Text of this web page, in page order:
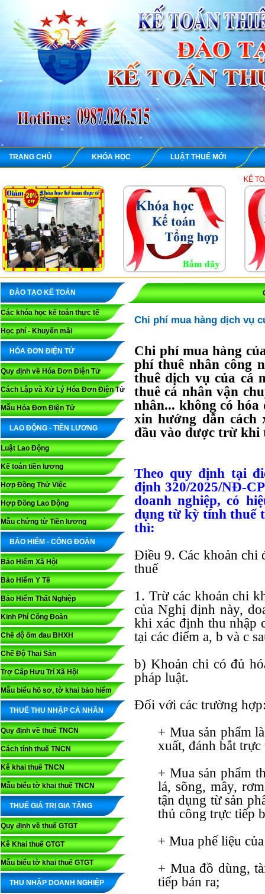
TRANG CHỦ KHÓA HỌC LUẬT THUẾ MỚI
KẾ TOÁN THIÊN
ĐÀO TẠO KẾ TOÁN
Các khóa học kế toán thực tế
Học phí - Khuyến mãi
HÓA ĐƠN ĐIỆN TỬ
Quy định về Hóa Đơn Điện Tử
Cách Lập và Xử Lý Hóa Đơn Điện Tử
Mẫu Hóa Đơn Điện Tử
LAO ĐỘNG - TIỀN LƯƠNG
Luật Lao Động
Kế toán tiền lương
Hợp Đồng Thử Việc
Hợp Đồng Lao Động
Mẫu chứng từ Tiền lương
BẢO HIỂM - CÔNG ĐOÀN
Bảo Hiểm Xã Hội
Bảo Hiểm Y Tế
Bảo Hiểm Thất Nghiệp
Kinh Phí Công Đoàn
Chế độ ốm đau BHXH
Chế Độ Thai Sản
Trợ Cấp Hưu Trí Xã Hội
Mẫu biểu hồ sơ, tờ khai bảo hiểm
THUẾ THU NHẬP CÁ NHÂN
Quy định về thuế TNCN
Cách tính thuế TNCN
Kê khai thuế TNCN
Mẫu biểu tờ khai thuế TNCN
THUẾ GIÁ TRỊ GIA TĂNG
Quy định về thuế GTGT
Kê Khai thuế GTGT
Mẫu biểu tờ khai thuế GTGT
THU NHẬP DOANH NGHIỆP
Chi phí mua hàng dịch vụ
Chi phí mua hàng
phí thuê nhân công
thuê dịch vụ của cá
thuê cá nhân vận
nhân... không có
xin hướng dẫn cách
đầu vào được trừ khi
Theo quy định tại
định 320/2025/NĐ-
doanh nghiệp, có
dụng từ kỳ tính thuế
thì:
Điều 9. Các khoản chi
thuế
1. Trừ các khoản chi
của Nghị định này,
khi xác định thu nhập
tại các điểm a, b và c
b) Khoản chi có đủ
pháp luật.
Đối với các trường
+ Mua sản phẩm
xuất, đánh bắt trực
+ Mua sản phẩm
lá, sõng, mây,
tận dụng từ sản
thủ công trực tiếp
+ Mua phế liệu
+ Mua đồ dùng,
tiếp bán ra;